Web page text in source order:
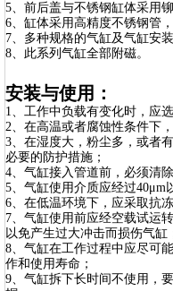
5、前后盖与不锈钢缸体采用
6、缸体采用高精度不锈钢管
7、多种规格的气缸及气缸安
8、此系列气缸全部附磁。
安装与使用：
1、工作中负载有变化时，应
2、在高温或者腐蚀性条件下
3、在湿度大，粉尘多，或者
必要的防护措施；
4、气缸接入管道前，必须清
5、气缸使用介质应经过40μm
6、在低温环境下，应采取抗
7、气缸使用前应经空载试运
以免产生过大冲击而损伤气缸
8、气缸在工作过程中应尽可
作和使用寿命；
9、气缸拆下长时间不使用，